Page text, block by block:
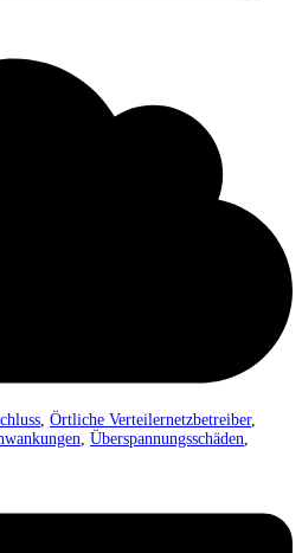
, Örtliche Verteilernetzbetreiber,
, Überspannungsschäden,